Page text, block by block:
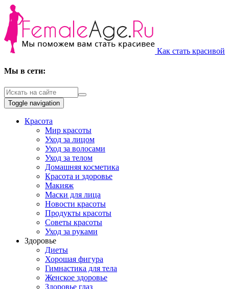
Как стать красивой
Мы в сети:
Toggle navigation
Красота
Мир красоты
Уход за лицом
Уход за волосами
Уход за телом
Домашняя косметика
Красота и здоровье
Макияж
Маски для лица
Новости красоты
Продукты красоты
Советы красоты
Уход за руками
Здоровье
Диеты
Хорошая фигура
Гимнастика для тела
Женское здоровье
Здоровье глаз